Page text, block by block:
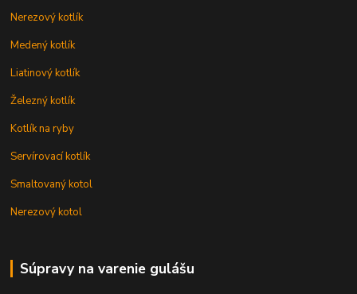
Nerezový kotlík
Medený kotlík
Liatinový kotlík
Železný kotlík
Kotlík na ryby
Servírovací kotlík
Smaltovaný kotol
Nerezový kotol
Súpravy na varenie gulášu